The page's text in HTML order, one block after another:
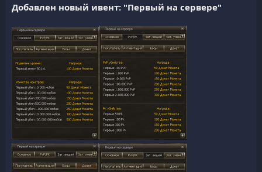
Добавлен новый ивент: "Первый на сервере"